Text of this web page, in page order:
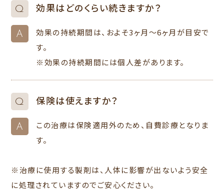
Q 効果はどのくらい続きますか？
A
効果の持続期間は、およそ3ヶ月～6ヶ月が目安で
す。
※効果の持続期間には個人差があります。
Q 保険は使えますか？
A
この治療は保険適用外のため、自費診療となりま
す。
※治療に使用する製剤は、人体に影響が出ないよう安全
に処理されていますのでご安心ください。